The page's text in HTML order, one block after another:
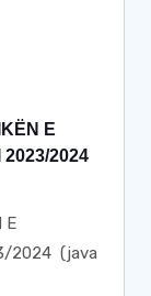
E
2023/2024
E
2024 (java